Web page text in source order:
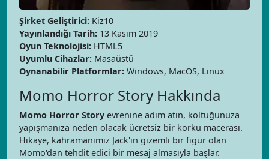
Şirket Geliştirici: Kiz10
Yayınlandığı Tarih: 13 Kasım 2019
Oyun Teknolojisi: HTML5
Uyumlu Cihazlar: Masaüstü
Oynanabilir Platformlar: Windows, MacOS, Linux
Momo Horror Story Hakkında
Momo Horror Story evrenine adım atın, koltuğunuza
yapışmanıza neden olacak ücretsiz bir korku macerası.
Hikaye, kahramanımız Jack'in gizemli bir figür olan
Momo'dan tehdit edici bir mesaj almasıyla başlar.